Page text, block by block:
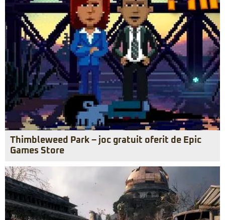
Thimbleweed Park – joc gratuit oferit de Epic
Games Store